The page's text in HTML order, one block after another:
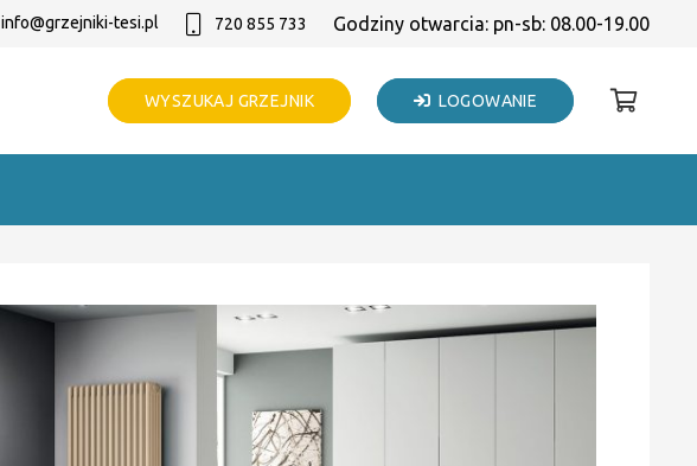
info@grzejniki-tesi.pl 720 855 733 Godziny otwarcia: pn-sb: 08.00-19.00
WYSZUKAJ GRZEJNIK LOGOWANIE